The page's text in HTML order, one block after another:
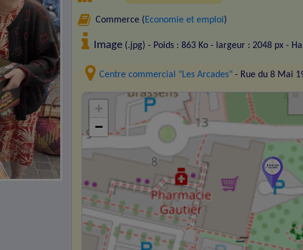
Commerce (Economie et emploi)
Image (.jpg) - Poids : 863 Ko - largeur : 2048 px -
Centre commercial "Les Arcades" - Rue du 8 Mai
+
−